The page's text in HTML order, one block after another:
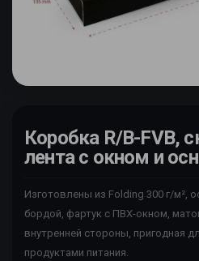
Коробка R/B-FVB,
лента с окном и
Изготовлены из Folding 300 г/м²,
бордой, фартук с ПВХ-окном,
внутренней стороны, пригодная
продуктами питания.